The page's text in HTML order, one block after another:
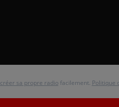
créer sa propre radio facilement. Politique